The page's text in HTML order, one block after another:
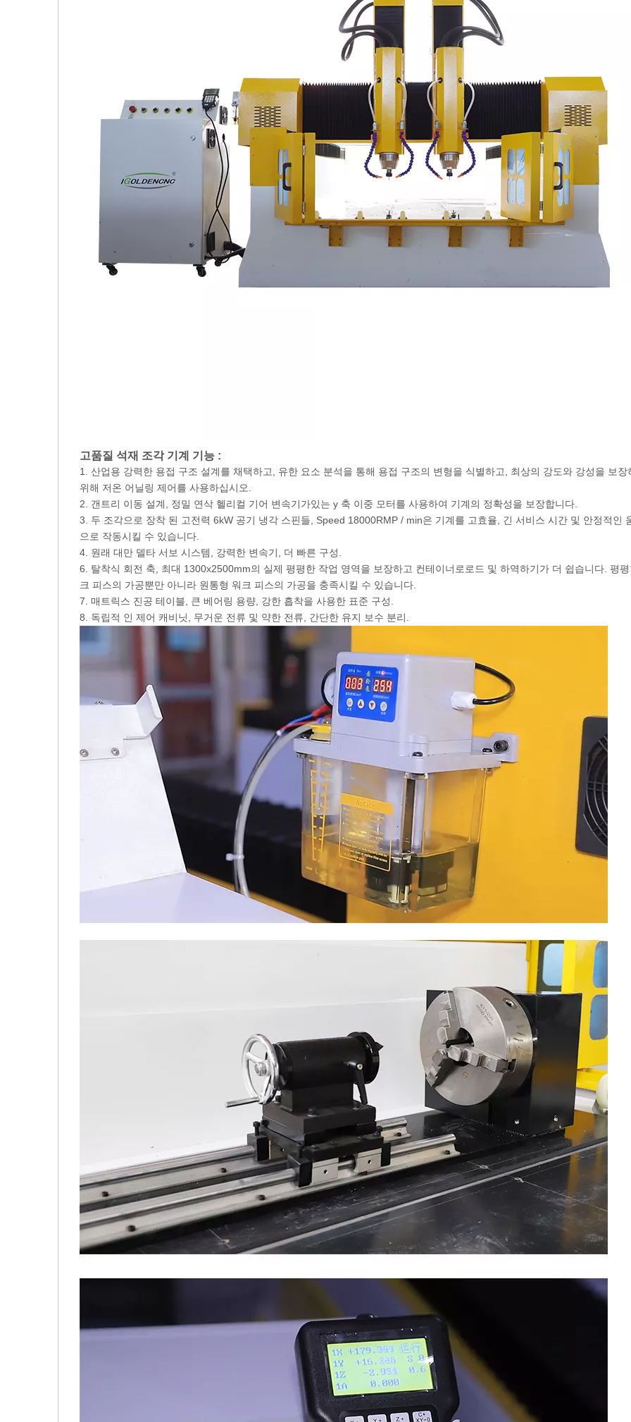
고품질 석재 조각 기계 기능 :
1. 산업용 강력한 용접 구조 설계를 채택하고, 유한 요소 분석을 통해 용접 구조의 변형을 식별하고, 최상의 강도와 강성을 보장
위해 저온 어닐링 제어를 사용하십시오.
2. 갠트리 이동 설계, 정밀 연삭 헬리컬 기어 변속기가있는 y 축 이중 모터를 사용하여 기계의 정확성을 보장합니다.
3. 두 조각으로 장착 된 고전력 6kW 공기 냉각 스핀들, Speed ​​18000RMP / min은 기계를 고효율, 긴 서비스 시간 및 안정적인
으로 작동시킬 수 있습니다.
4. 원래 대만 델타 서보 시스템, 강력한 변속기, 더 빠른 구성.
6. 탈착식 회전 축, 최대 1300x2500mm의 실제 평평한 작업 영역을 보장하고 컨테이너로로드 및 하역하기가 더 쉽습니다. 평
크 피스의 가공뿐만 아니라 원통형 워크 피스의 가공을 충족시킬 수 있습니다.
7. 매트릭스 진공 테이블, 큰 베어링 용량, 강한 흡착을 사용한 표준 구성.
8. 독립적 인 제어 캐비닛, 무거운 전류 및 약한 전류, 간단한 유지 보수 분리.